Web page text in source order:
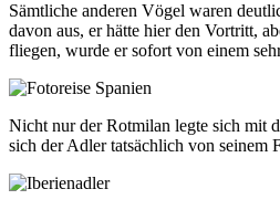
Sämtliche anderen Vögel waren
davon aus, er hätte hier den Vortritt,
fliegen, wurde er sofort von einem
Nicht nur der Rotmilan legte sich mit
sich der Adler tatsächlich von seinem